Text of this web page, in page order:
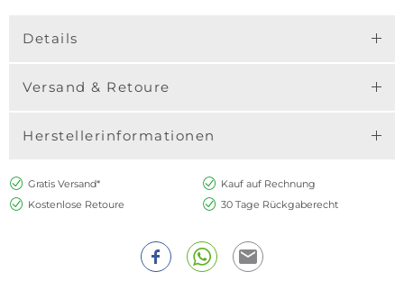
Details
Versand & Retoure
Herstellerinformationen
Gratis Versand*
Kauf auf Rechnung
Kostenlose Retoure
30 Tage Rückgaberecht